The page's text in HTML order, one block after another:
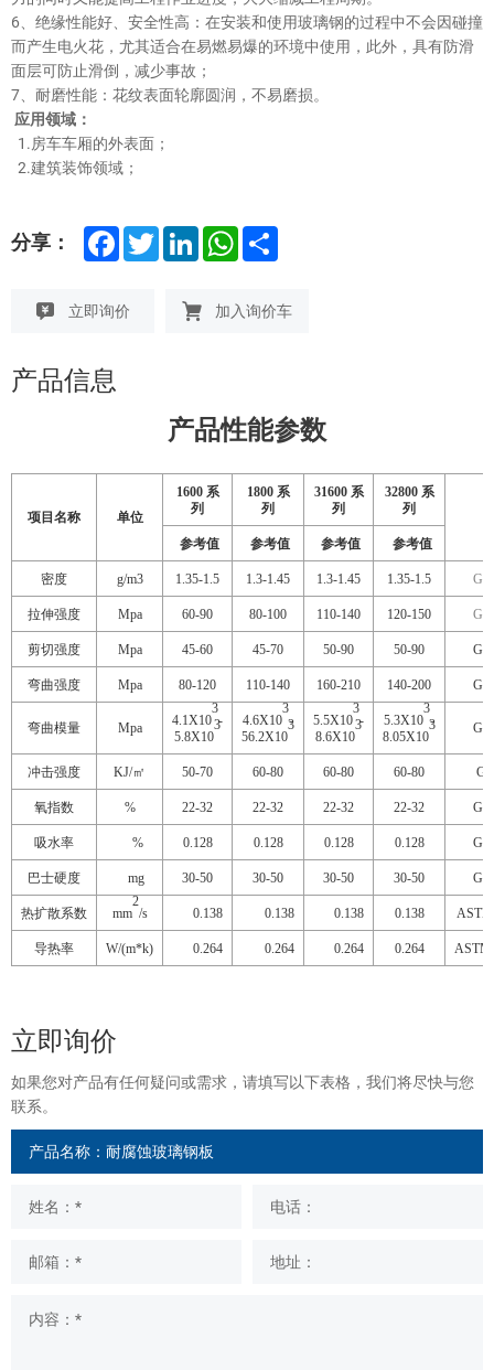
6、绝缘性能好、安全性高：在安装和使用玻璃钢的过程中不会因碰撞
而产生电火花，尤其适合在易燃易爆的环境中使用，此外，具有防滑
面层可防止滑倒，减少事故；
7、耐磨性能：花纹表面轮廓圆润，不易磨损。
应用领域：
1.房车车厢的外表面；
2.建筑装饰领域；
分享： F
a
b
o
T
w
L
e
d
W
s
A
e
立即询价 加入询价车
产品信息
产品性能参数
项目名称 单位
1600 系
列
1800 系
列
31600 系
列
32800 系
列
参考值
参考值 参考值 参考值
密度 g/m3 1.35-1.5 1.3-1.45 1.3-1.45 1.35-1.5
拉伸强度 Mpa 60-90 80-100 110-140 120-150
剪切强度 Mpa 45-60 45-70 50-90 50-90
弯曲强度 Mpa 80-120 110-140 160-210 140-200
弯曲模量 Mpa 4.1X10
3
-
5.8X10
3 4.6X10
3
-
56.2X10
3 5.5X10
3
-
8.6X10
3 5.3X10
3
-
8.05X10
3
冲击强度 KJ/㎡ 50-70 60-80 60-80 60-80
氧指数 % 22-32 22-32 22-32 22-32
吸水率 % 0.128 0.128 0.128 0.128
巴士硬度 mg 30-50 30-50 30-50 30-50
热扩散系数 mm
2
/s 0.138 0.138 0.138 0.138 ASTM
导热率 W/(m*k) 0.264 0.264 0.264 0.264 ASTM
立即询价
如果您对产品有任何疑问或需求，请填写以下表格，我们将尽快与您
联系。